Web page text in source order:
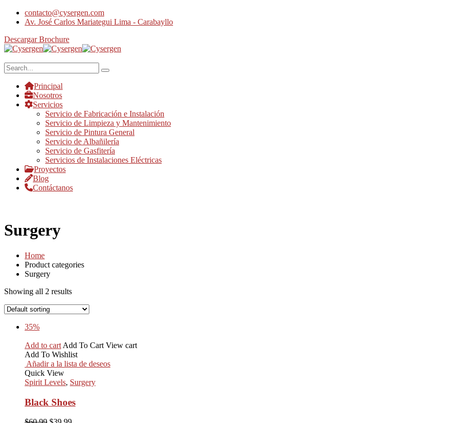
contacto@cysergen.com
Av. José Carlos Mariategui Lima - Carabayllo
Descargar Brochure
Principal
Nosotros
Servicios
Servicio de Fabricación e Instalación
Servicio de Limpieza y Mantenimiento
Servicio de Pintura General
Servicio de Albañilería
Servicio de Gasfitería
Servicios de Instalaciones Eléctricas
Proyectos
Blog
Contáctanos
Surgery
Home
Product categories
Surgery
Showing all 2 results
35%
Add to cart Add To Cart View cart
Add To Wishlist
Añadir a la lista de deseos
Quick View
Spirit Levels, Surgery
Black Shoes